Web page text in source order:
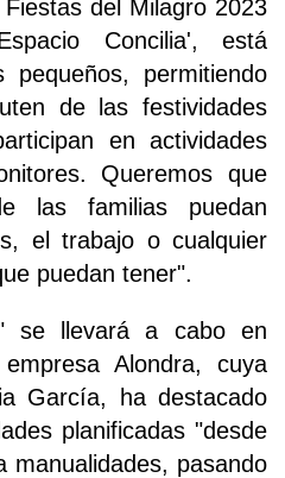
del Milagro 2023
Concilia', está
permitiendo
de las festividades
en actividades
Queremos que
las familias puedan
el trabajo o cualquier
puedan tener".
se llevará a cabo en
Alondra, cuya
García, ha destacado
planificadas "desde
manualidades, pasando